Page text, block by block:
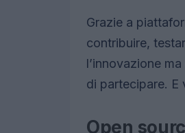
Grazie a
contribuire,
l’innovazione
di partecipare. E
Open